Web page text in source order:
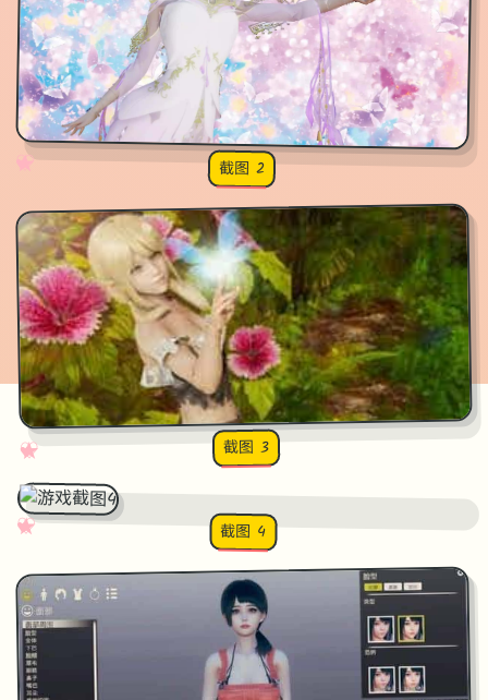
✧♡
★ 截图 2
✧
♡
★
♥ 截图 3
✧
♡
★
♥ 截图 4